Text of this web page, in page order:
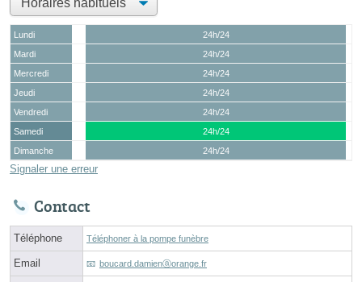
Lundi
24h/24
Mardi
24h/24
Mercredi
24h/24
Jeudi
24h/24
Vendredi
24h/24
Samedi
24h/24
Dimanche
24h/24
Signaler une erreur
Contact
Téléphone Téléphoner à la pompe funèbre
Email boucard.damienⓐorange.fr